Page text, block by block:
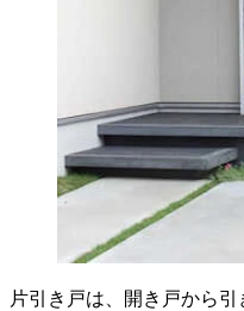
片引き戸は、開き戸から